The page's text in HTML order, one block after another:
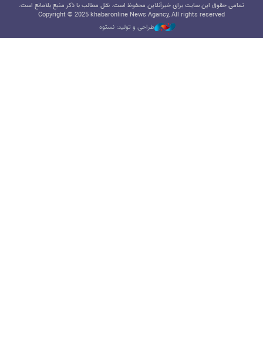
تمامی حقوق این سایت برای خبرآنلاین محفوظ است. نقل مطالب با ذکر منبع بلامانع است.
Copyright © 2025 khabaronline News Agancy, All rights reserved
طراحی و تولید: نستوه